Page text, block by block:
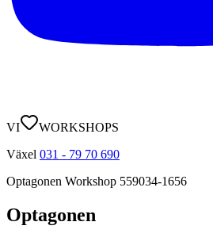
VI
WORKSHOPS
Växel 031 - 79 70 690
Optagonen Workshop 559034-1656
Optagonen